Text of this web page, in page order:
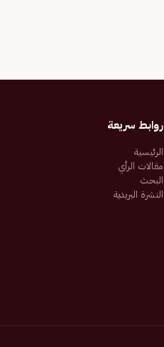
روابط سريعة
الرئيسية
مقالات الرأي
البحث
النشرة البريدية